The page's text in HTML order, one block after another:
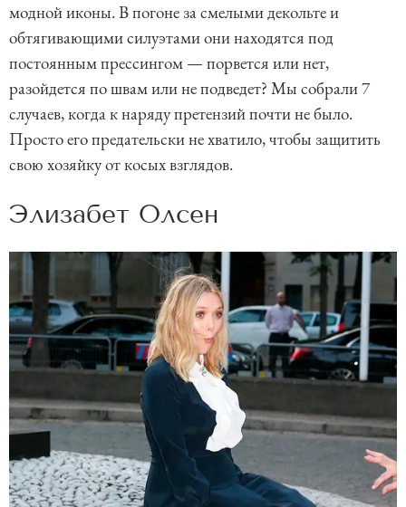
модной иконы. В погоне за смелыми декольте и
обтягивающими силуэтами они находятся под
постоянным прессингом — порвется или нет,
разойдется по швам или не подведет? Мы собрали 7
случаев, когда к наряду претензий почти не было.
Просто его предательски не хватило, чтобы защитить
свою хозяйку от косых взглядов.
Элизабет Олсен